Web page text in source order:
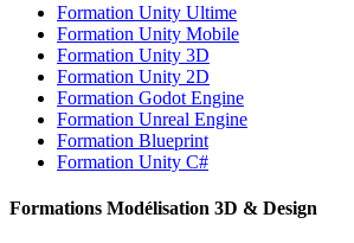
Formation Unity Ultime
Formation Unity Mobile
Formation Unity 3D
Formation Unity 2D
Formation Godot Engine
Formation Unreal Engine
Formation Blueprint
Formation Unity C#
Formations Modélisation 3D & Design